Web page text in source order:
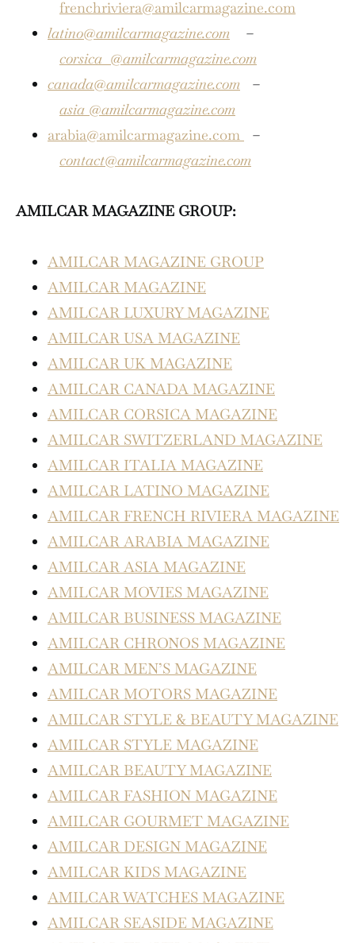
frenchriviera@amilcarmagazine.com
latino@amilcarmagazine.com –
corsica @amilcarmagazine.com
canada@amilcarmagazine.com –
asia @amilcarmagazine.com
arabia@amilcarmagazine.com
–
contact@amilcarmagazine.com
AMILCAR MAGAZINE GROUP:
AMILCAR MAGAZINE GROUP
AMILCAR MAGAZINE
AMILCAR LUXURY MAGAZINE
AMILCAR USA MAGAZINE
AMILCAR UK MAGAZINE
AMILCAR CANADA MAGAZINE
AMILCAR CORSICA MAGAZINE
AMILCAR SWITZERLAND MAGAZINE
AMILCAR ITALIA MAGAZINE
AMILCAR LATINO MAGAZINE
AMILCAR FRENCH RIVIERA MAGAZINE
AMILCAR ARABIA MAGAZINE
AMILCAR ASIA MAGAZINE
AMILCAR MOVIES MAGAZINE
AMILCAR BUSINESS MAGAZINE
AMILCAR CHRONOS MAGAZINE
AMILCAR MEN’S MAGAZINE
AMILCAR MOTORS MAGAZINE
AMILCAR STYLE & BEAUTY MAGAZINE
AMILCAR STYLE MAGAZINE
AMILCAR BEAUTY MAGAZINE
AMILCAR FASHION MAGAZINE
AMILCAR GOURMET MAGAZINE
AMILCAR DESIGN MAGAZINE
AMILCAR KIDS MAGAZINE
AMILCAR WATCHES MAGAZINE
AMILCAR SEASIDE MAGAZINE